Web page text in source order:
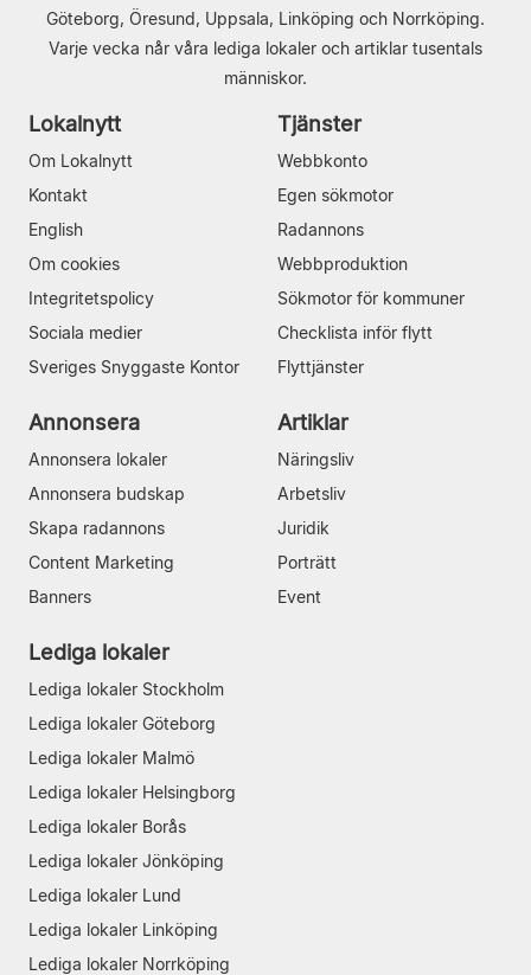
Göteborg, Öresund, Uppsala, Linköping och Norrköping.
Varje vecka når våra lediga lokaler och artiklar tusentals
människor.
Lokalnytt
Om Lokalnytt
Kontakt
English
Om cookies
Integritetspolicy
Sociala medier
Sveriges Snyggaste Kontor
Tjänster
Webbkonto
Egen sökmotor
Radannons
Webbproduktion
Sökmotor för kommuner
Checklista inför flytt
Flyttjänster
Annonsera
Annonsera lokaler
Annonsera budskap
Skapa radannons
Content Marketing
Banners
Artiklar
Näringsliv
Arbetsliv
Juridik
Porträtt
Event
Lediga lokaler
Lediga lokaler Stockholm
Lediga lokaler Göteborg
Lediga lokaler Malmö
Lediga lokaler Helsingborg
Lediga lokaler Borås
Lediga lokaler Jönköping
Lediga lokaler Lund
Lediga lokaler Linköping
Lediga lokaler Norrköping